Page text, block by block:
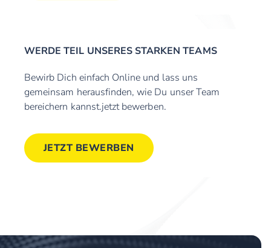
WERDE TEIL UNSERES STARKEN TEAMS
Bewirb Dich einfach Online und lass uns
gemeinsam herausfinden, wie Du unser Team
bereichern kannst.jetzt bewerben.
JETZT BEWERBEN